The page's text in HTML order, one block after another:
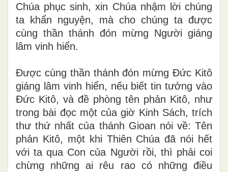
Chúa phục sinh, xin Chúa nhậm lời chúng
ta khẩn nguyện, mà cho chúng ta được
cùng thần thánh đón mừng Người giáng
lâm vinh hiển.
Được cùng thần thánh đón mừng Đức Kitô
giáng lâm vinh hiển, nếu biết tin tưởng vào
Đức Kitô, và đề phòng tên phản Kitô, như
trong bài đọc một của giờ Kinh Sách, trích
thư thứ nhất của thánh Gioan nói về: Tên
phản Kitô, một khi Thiên Chúa đã nói hết
với ta qua Con của Người rồi, thì phải coi
chừng những ai rêu rao có những điều